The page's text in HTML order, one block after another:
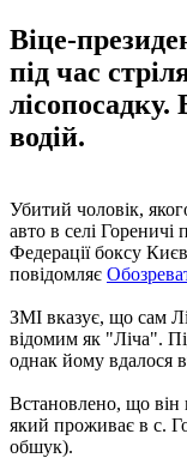
Віце-
під час
лісопосадку.
водій.
Убитий чоловік,
авто в селі Гореничі
Федерації боксу
повідомляє
ЗМІ вказує, що сам
відомим як "Ліча".
однак йому вдалося
Встановлено, що він
який проживає в с.
обшук).